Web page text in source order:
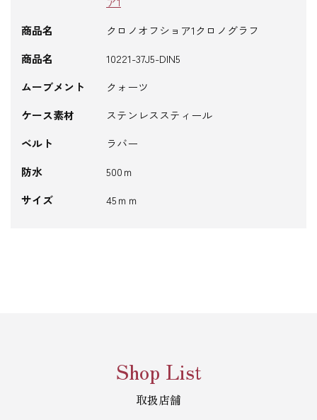
商品名
クロノオフショア1クロノグラフ
商品名
10221-37J5-DIN5
ムーブメント
クォーツ
ケース素材
ステンレススティール
ベルト
ラバー
防水
500ｍ
サイズ
45ｍｍ
Shop List
取扱店舗